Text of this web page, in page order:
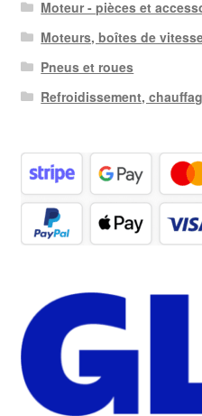
Moteur - pièces et
Moteurs, boîtes de
Pneus et roues
Refroidissement,